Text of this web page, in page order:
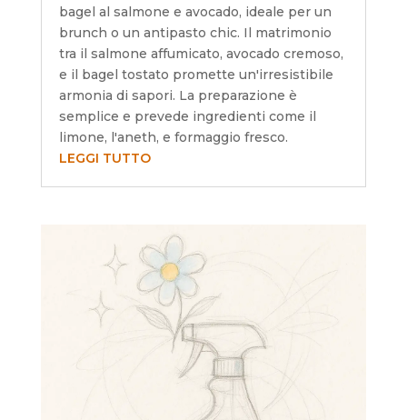
bagel al salmone e avocado, ideale per un
brunch o un antipasto chic. Il matrimonio
tra il salmone affumicato, avocado cremoso,
e il bagel tostato promette un'irresistibile
armonia di sapori. La preparazione è
semplice e prevede ingredienti come il
limone, l'aneth, e formaggio fresco.
LEGGI TUTTO